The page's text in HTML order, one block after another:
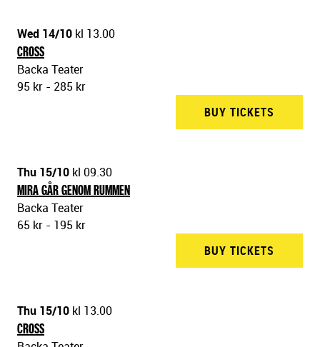
Wed 14/10 kl 13.00
CROSS
Backa Teater
95 kr - 285 kr
BUY TICKETS
Thu 15/10 kl 09.30
MIRA GÅR GENOM RUMMEN
Backa Teater
65 kr - 195 kr
BUY TICKETS
Thu 15/10 kl 13.00
CROSS